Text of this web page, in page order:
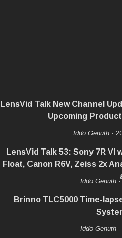
LensVid Talk New Channel
Upcoming
-
Iddo Genuth
LensVid Talk 53: Sony 7R VI
Float, Canon R6V, Zeiss 2x
Iddo Genuth
Brinno TLC5000 Time-
-
Iddo Genuth